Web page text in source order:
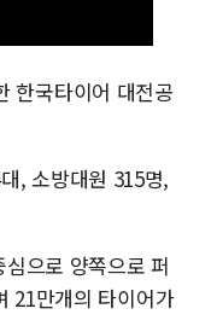
한국타이어 대전공
, 소방대원 315명,
으로 양쪽으로 퍼
21만개의 타이어가